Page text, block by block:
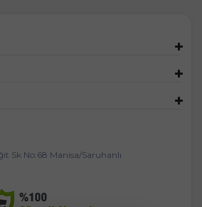
Sk No:68 Manisa/Saruhanlı